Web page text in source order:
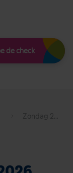
de check